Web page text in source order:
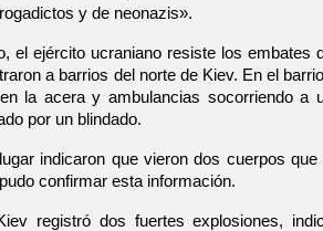
y de neonazis».
el ejército ucraniano resiste los embates
a barrios del norte de Kiev. En el
la acera y ambulancias socorriendo a
por un blindado.
indicaron que vieron dos cuerpos
confirmar esta información.
registró dos fuertes explosiones,